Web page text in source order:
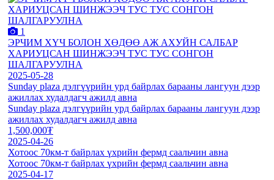
1
ЭРЧИМ ХҮЧ БОЛОН ХӨДӨӨ АЖ АХУЙН САЛБАР
ХАРИУЦСАН ШИНЖЭЭЧ ТУС ТУС СОНГОН
ШАЛГАРУУЛНА
2025-05-28
Sunday plaza дэлгүүрийн урд байрлах барааны лангуун дээр
ажиллах худалдагч ажилд авна
Sunday plaza дэлгүүрийн урд байрлах барааны лангуун дээр
ажиллах худалдагч ажилд авна
1,500,000₮
2025-04-26
Хотоос 70км-т байрлах үхрийн фермд саальчин авна
Хотоос 70км-т байрлах үхрийн фермд саальчин авна
2025-04-17